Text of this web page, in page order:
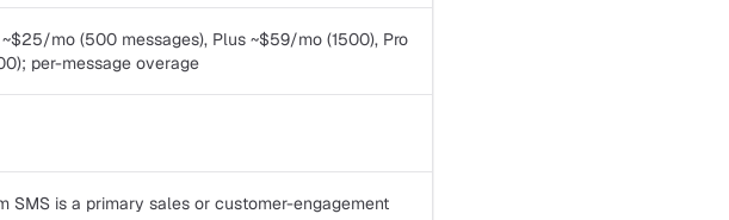
mo (500 messages), Plus ~$59/mo (1500), Pro
per-message overage
SMS is a primary sales or customer-engagement